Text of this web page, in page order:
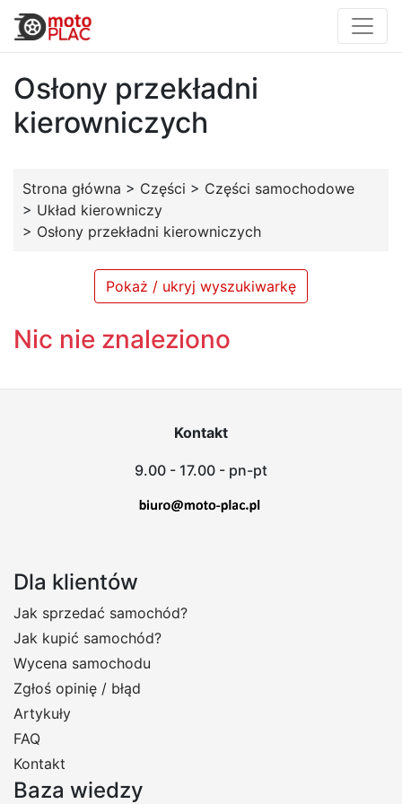
Osłony przekładni
kierowniczych
Strona główna > Części > Części samochodowe
> Układ kierowniczy
> Osłony przekładni kierowniczych
Pokaż / ukryj wyszukiwarkę
Nic nie znaleziono
Kontakt
9.00 - 17.00 - pn-pt
Dla klientów
Jak sprzedać samochód?
Jak kupić samochód?
Wycena samochodu
Zgłoś opinię / błąd
Artykuły
FAQ
Kontakt
Baza wiedzy